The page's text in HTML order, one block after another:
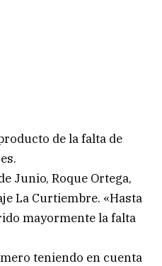
de la falta de
Junio, Roque Ortega,
La Curtiembre. «Hasta
mayormente la falta
teniendo en cuenta